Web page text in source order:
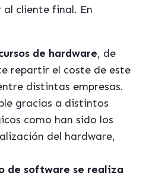
al cliente final. En
de hardware, de
repartir el coste de este
distintas empresas.
gracias a distintos
como han sido los
del hardware,
de software se realiza